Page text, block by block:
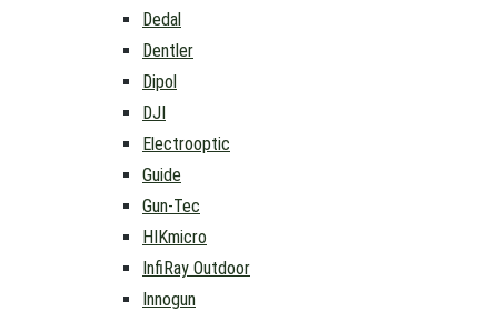
Dedal
Dentler
Dipol
DJI
Electrooptic
Guide
Gun-Tec
HIKmicro
InfiRay Outdoor
Innogun